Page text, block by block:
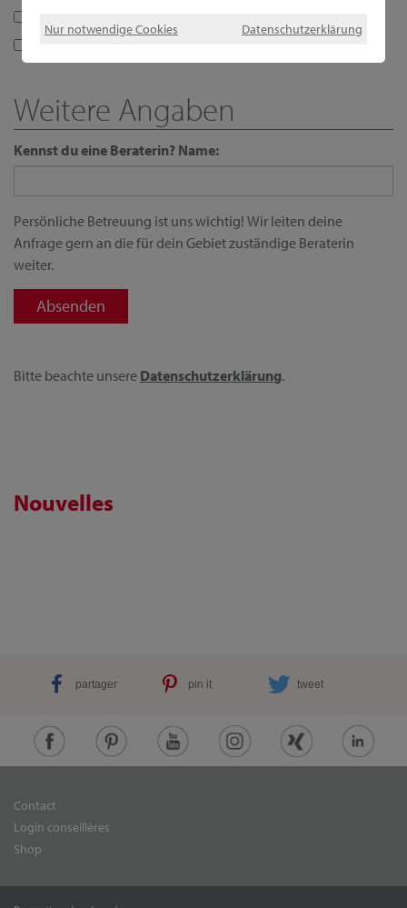
Nur notwendige Cookies Datenschutzerklärung
Weitere Angaben
Kennst du eine Beraterin? Name:
Persönliche Betreuung ist uns wichtig! Wir leiten deine
Anfrage gern an die für dein Gebiet zuständige Beraterin
weiter.
Bitte beachte unsere Datenschutzerklärung.
Nouvelles
partager pin it tweet
Contact
Login conseillères
Shop